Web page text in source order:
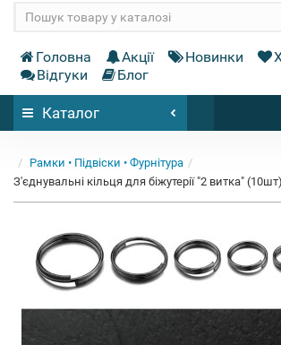
Головна Акції Новинки
Відгуки
Блог
Каталог
Рамки • Підвіски • Фурнітура
З'єднувальні кільця для біжутерії "2 витка" (10шт)